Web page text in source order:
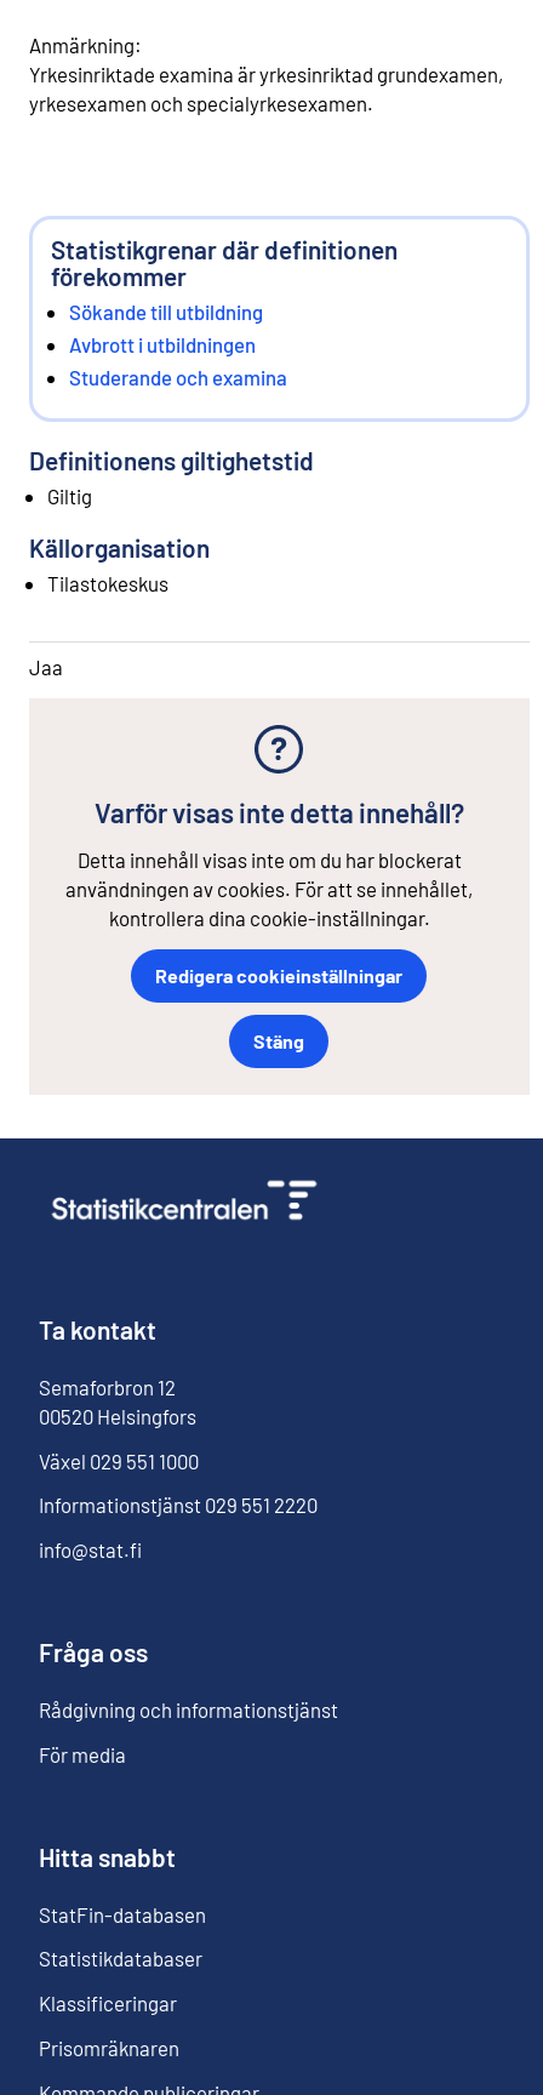
Anmärkning:
Yrkesinriktade examina är yrkesinriktad grundexamen,
yrkesexamen och specialyrkesexamen.
Statistikgrenar där definitionen
förekommer
Sökande till utbildning
Avbrott i utbildningen
Studerande och examina
Definitionens giltighetstid
Giltig
Källorganisation
Tilastokeskus
Jaa
Varför visas inte detta innehåll?
Detta innehåll visas inte om du har blockerat
användningen av cookies. För att se innehållet,
kontrollera dina cookie-inställningar.
Redigera cookieinställningar
Stäng
Ta kontakt
Semaforbron 12
00520 Helsingfors
Växel 029 551 1000
Informationstjänst 029 551 2220
info@stat.fi
Fråga oss
Rådgivning och informationstjänst
För media
Hitta snabbt
StatFin-databasen
Statistikdatabaser
Klassificeringar
Prisomräknaren